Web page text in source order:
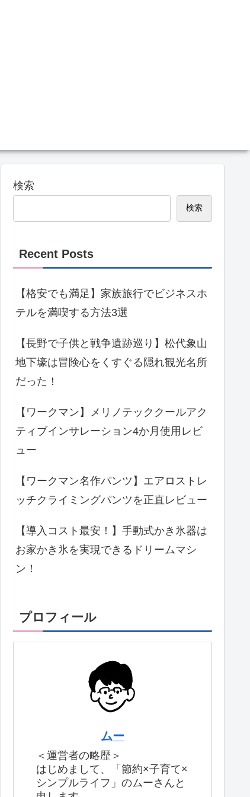
検索
検索
Recent Posts
【格安でも満足】家族旅行でビジネスホ
テルを満喫する方法3選
【長野で子供と戦争遺跡巡り】松代象山
地下壕は冒険心をくすぐる隠れ観光名所
だった！
【ワークマン】メリノテッククールアク
ティブインサレーション4か月使用レビ
ュー
【ワークマン名作パンツ】エアロストレ
ッチクライミングパンツを正直レビュー
【導入コスト最安！】手動式かき氷器は
お家かき氷を実現できるドリームマシ
ン！
プロフィール
ムー
＜運営者の略歴＞
はじめまして、「節約×子育て×
シンプルライフ」のムーさんと